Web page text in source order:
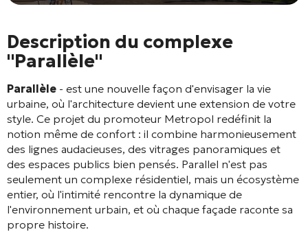
Description du complexe
"Parallèle"
Parallèle - est une nouvelle façon d'envisager la vie
urbaine, où l'architecture devient une extension de votre
style. Ce projet du promoteur Metropol redéfinit la
notion même de confort : il combine harmonieusement
des lignes audacieuses, des vitrages panoramiques et
des espaces publics bien pensés. Parallel n'est pas
seulement un complexe résidentiel, mais un écosystème
entier, où l'intimité rencontre la dynamique de
l'environnement urbain, et où chaque façade raconte sa
propre histoire.